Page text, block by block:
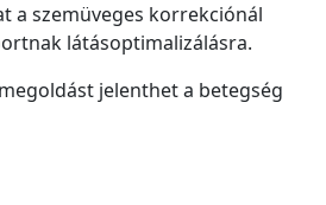
a szemüveges korrekciónál
látásoptimalizálásra.
jelenthet a betegség